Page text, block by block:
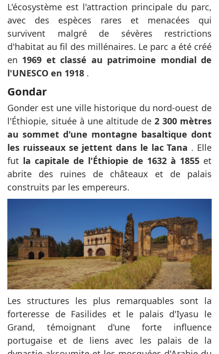
L'écosystème est l'attraction principale du parc,
avec des espèces rares et menacées qui
survivent malgré de sévères restrictions
d'habitat au fil des millénaires. Le parc a été créé
en 1969 et classé au patrimoine mondial de
l'UNESCO en 1918 .
Gondar
Gonder est une ville historique du nord-ouest de
l'Éthiopie, située à une altitude de 2 300 mètres
au sommet d'une montagne basaltique dont
les ruisseaux se jettent dans le lac Tana . Elle
fut la capitale de l'Éthiopie de 1632 à 1855 et
abrite des ruines de châteaux et de palais
construits par les empereurs.
Les structures les plus remarquables sont la
forteresse de Fasilides et le palais d'Iyasu le
Grand, témoignant d'une forte influence
portugaise et de liens avec les palais de la